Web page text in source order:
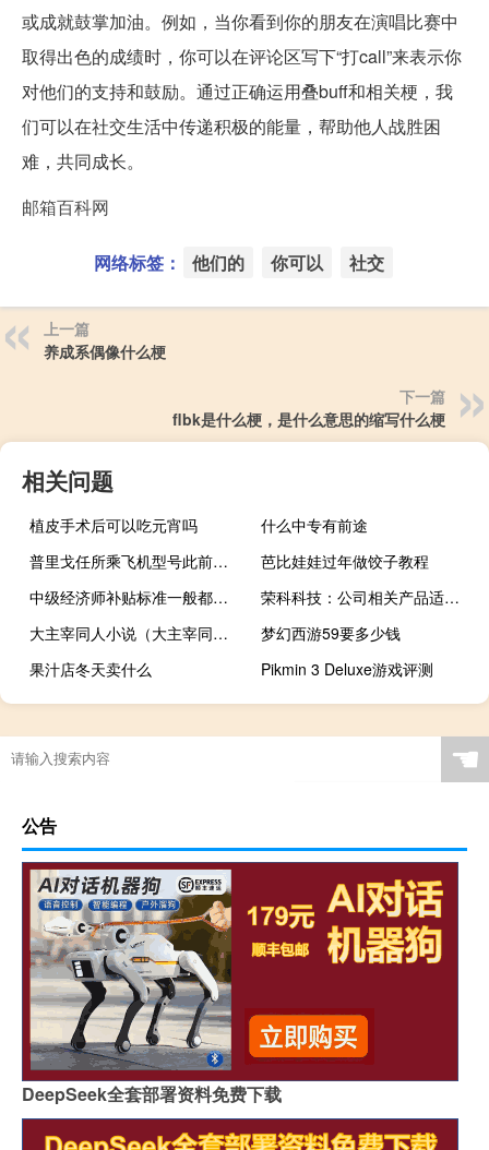
或成就鼓掌加油。例如，当你看到你的朋友在演唱比赛中
取得出色的成绩时，你可以在评论区写下“打call”来表示你
对他们的支持和鼓励。通过正确运用叠buff和相关梗，我
们可以在社交生活中传递积极的能量，帮助他人战胜困
难，共同成长。
邮箱百科网
网络标签： 他们的 你可以 社交
上一篇
养成系偶像什么梗
下一篇
flbk是什么梗，是什么意思的缩写什么梗
相关问题
植皮手术后可以吃元宵吗
什么中专有前途
普里戈任所乘飞机型号此前从未有过坠机记录
芭比娃娃过年做饺子教程
中级经济师补贴标准一般都是多少
荣科科技：公司相关产品适配鲲鹏处理器及鸿蒙OS系统
大主宰同人小说（大主宰同人小说）
梦幻西游59要多少钱
果汁店冬天卖什么
Pikmin 3 Deluxe游戏评测
☚
公告
DeepSeek全套部署资料免费下载